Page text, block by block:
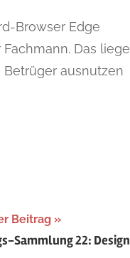
Browser Edge
Das liege
ausnutzen
Beitrag
Sammlung 22: Design